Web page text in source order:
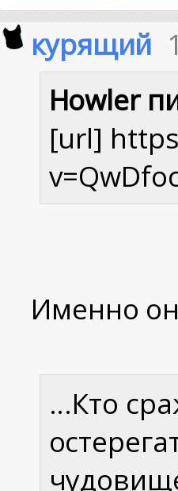
курящий
Howler
[url]
Именно
...Кто